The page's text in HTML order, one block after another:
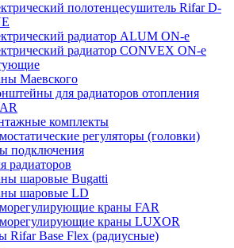
полотенцесушитель Rifar D-
радиатор ALUM ON-e
радиатор CONVEX ON-e
Маевского
для радиаторов отопления
комплекты
регуляторы (головки)
подключения
радиаторов
шаровые Bugatti
шаровые LD
краны FAR
краны LUXOR
Rifar Base Flex (радиусные)